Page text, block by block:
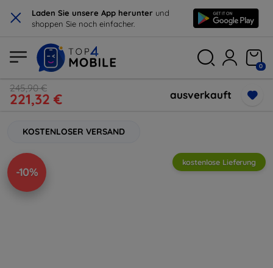
× Laden Sie unsere App herunter und
shoppen Sie noch einfacher.
0
245,90 €
221,32 € ausverkauft
KOSTENLOSER VERSAND
-10%
kostenlose Lieferung